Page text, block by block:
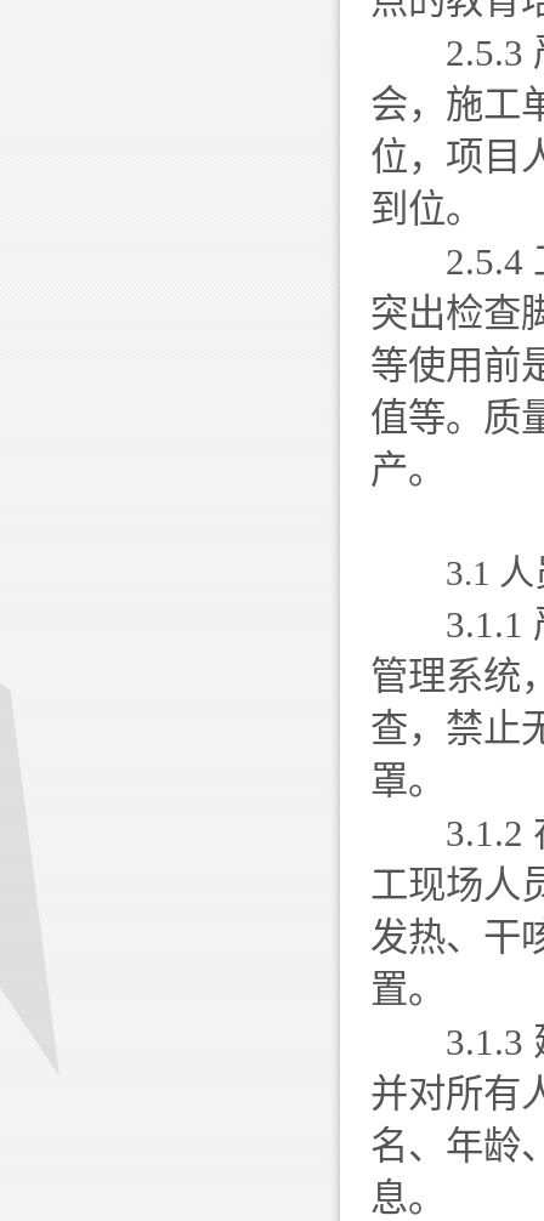
2.5.3 严
会，施工
位，项目
到位。
2.5.4 工
突出检查
等使用前
值等。质
产。
3.1
3.1.1 严
管理系统
查，禁止
罩。
3.1.2 在
工现场人
发热、干
置。
3.1.3 建
并对所有
名、年龄
息。